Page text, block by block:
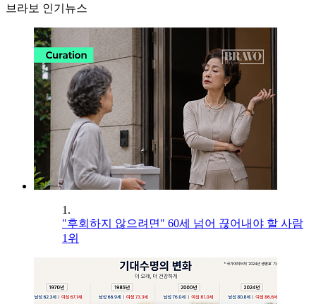
브라보 인기뉴스
1.
"후회하지 않으려면" 60세 넘어 끊어내야 할 사람
1위